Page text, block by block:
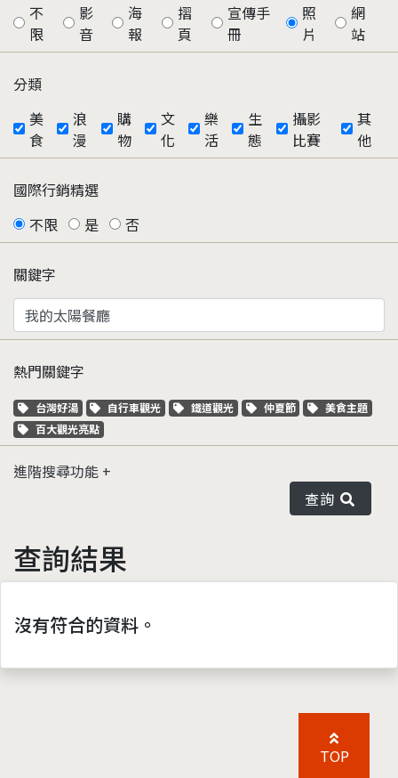
不
限
影
音
海
報
摺
頁
宣傳手
冊
照
片
網
站
分類
美
食
浪
漫
購
物
文
化
樂
活
生
態
攝影
比賽
其
他
國際行銷精選
不限
是 否
關鍵字
熱門關鍵字
關鍵字標籤
台灣好湯 關鍵字標籤
自行車觀光 關鍵字標籤
鐵道觀光 關鍵字標籤
仲夏節 關鍵字標籤
美食主題
關鍵字標籤
百大觀光亮點
進階搜尋功能
查詢
查詢結果
沒有符合的資料。
TOP